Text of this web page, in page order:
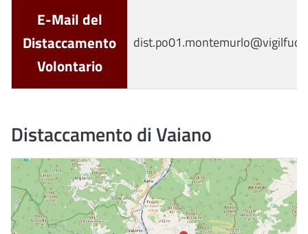
E-Mail del
Distaccamento
Volontario
Distaccamento di Vaiano